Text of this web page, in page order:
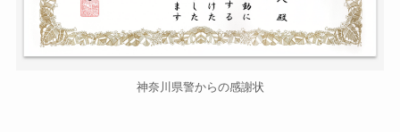
神奈川県警からの感謝状